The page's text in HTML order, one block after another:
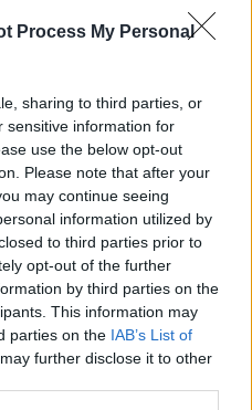
Process My Personal
sharing to third parties, or
sensitive information for
use the below opt-out
Please note that after your
may continue seeing
information utilized by
to third parties prior to
opt-out of the further
by third parties on the
This information may
parties on the IAB’s List of
further disclose it to other
della Toscana iscriviti alla
Santoro
della complessità
la legge e l’impegno dei
e salute umana
il CORRIDOIO BLU